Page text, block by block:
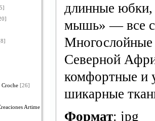
Croche [26]
Artime
длинные юбки,
мышь» — все
Северной
комфортные и
шикарные
Формат: jpg